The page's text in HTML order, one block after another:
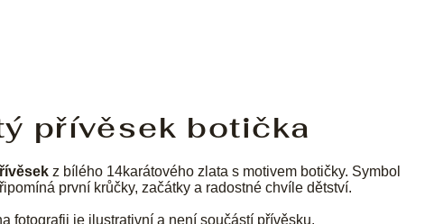
přívěsek botička
z bílého 14karátového zlata s motivem botičky. Symbol
první krůčky, začátky a radostné chvíle dětství.
fotografii je ilustrativní a není součástí přívěsku.